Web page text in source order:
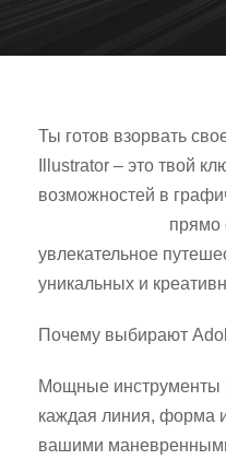
Ты готов взорвать
Illustrator – это твой
возможностей в
прямо
увлекательное
уникальных и
Почему выбирают
Мощные инструменты
каждая линия, форма
вашими